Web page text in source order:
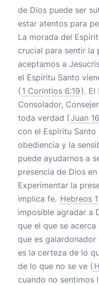
de Dios puede ser
estar atentos para
La morada del
crucial para sentir la
aceptamos a
el Espíritu Santo
( 1 Corintios 6:19 ). El
Consolador,
toda verdad (Juan
con el Espíritu
obediencia y la
puede ayudarnos a
presencia de Dios
Experimentar la
implica fe. Hebreos
imposible agradar a
que el que se
que es galardonador
es la certeza de lo
de lo que no se ve (
cuando no sentimos